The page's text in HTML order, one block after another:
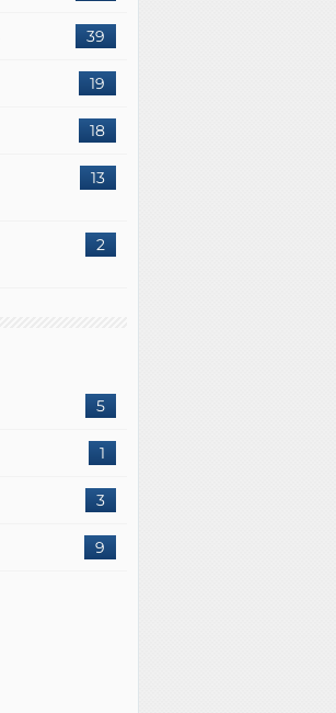
39
19
18
13
2
5
1
3
9